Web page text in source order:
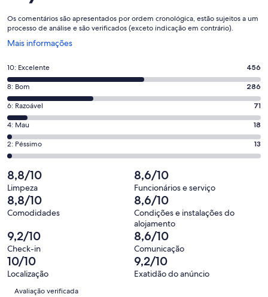
Os comentários são apresentados por ordem cronológica, estão sujeitos a um
processo de análise e são verificados (exceto indicação em contrário).
Mais informações
Abre
nova
janela
Pontuação
de
10,
o
que
significa
“Excelente”.
456
de
844
avaliações.
10: Excelente 456
Pontuação
de
8,
o
que
significa
286
de
844
avaliações.
8: Bom 286
Pontuação
de
6,
o
que
significa
“Razoável”.
71
de
844
avaliações.
6: Razoável 71
Pontuação
de
4,
que
significa
“Mau”.
18
844
avaliações.
4: Mau 18
Pontuação
de
2,
o
que
significa
13
de
844
avaliações.
2: Péssimo 13
8,8/10
Limpeza
8,6/10
Funcionários e serviço
8,8/10
Comodidades
8,6/10
Condições e instalações do
alojamento
9,2/10
Check-in
8,6/10
Comunicação
10/10
Localização
9,2/10
Exatidão do anúncio
Avaliações
Avaliação verificada